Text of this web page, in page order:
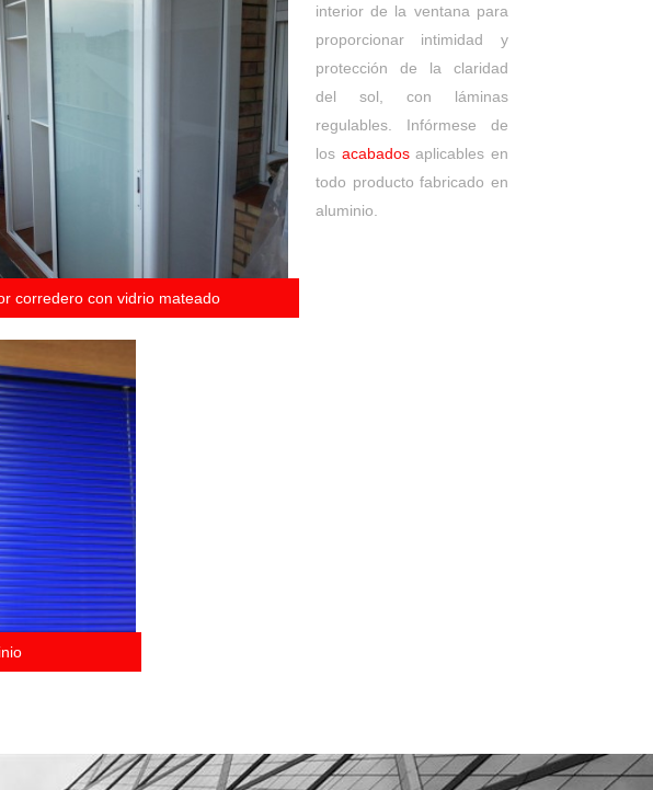
corredero con vidrio mateado
interior de la ventana para
proporcionar intimidad y
protección de la claridad
del sol, con láminas
regulables. Infórmese de
los acabadosaplicables en
todo producto fabricado en
aluminio.